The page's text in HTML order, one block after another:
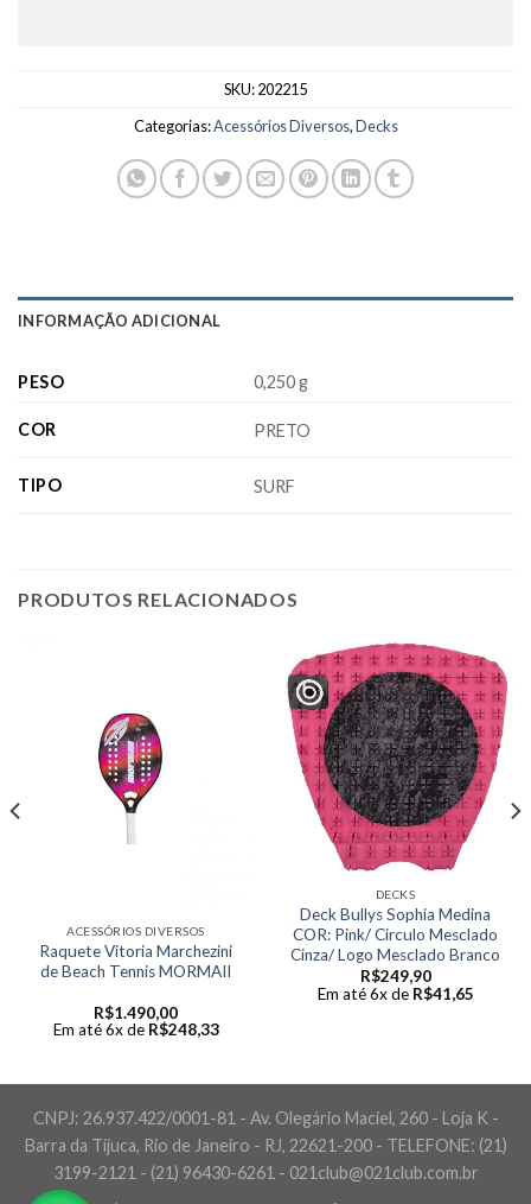
SKU:202215
Categorias:Acessórios Diversos,Decks
INFORMAÇÃO ADICIONAL
PESO 0,250 g
COR PRETO
TIPO SURF
PRODUTOS RELACIONADOS
ACESSÓRIOS DIVERSOS
Raquete Vitoria Marchezini
de Beach Tennis MORMAII
R$1.490,00
Em até 6x de R$248,33
DECKS
Deck Bullys Sophia Medina
COR: Pink/ Circulo Mesclado
Cinza/ Logo Mesclado Branco
R$249,90
Em até 6x de R$41,65
CNPJ: 26.937.422/0001-81 - Av. Olegário Maciel, 260 - Loja K -
Barra da Tijuca, Rio de Janeiro - RJ, 22621-200 - TELEFONE: (21)
3199-2121 - (21) 96430-6261 - 021club@021club.com.br